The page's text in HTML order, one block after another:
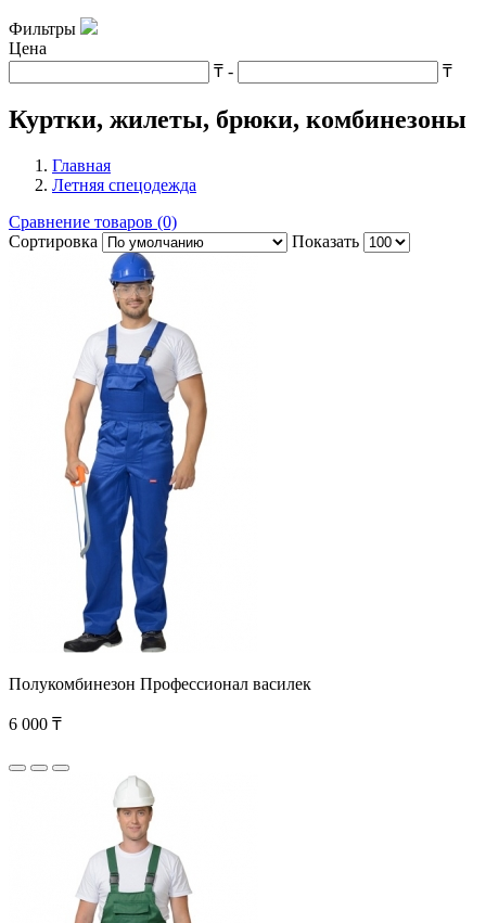
Фильтры
Цена
₸ - ₸
Куртки, жилеты, брюки, комбинезоны
Главная
Летняя спецодежда
Сравнение товаров (0)
Сортировка
Показать
Полукомбинезон Профессионал василек
6 000 ₸